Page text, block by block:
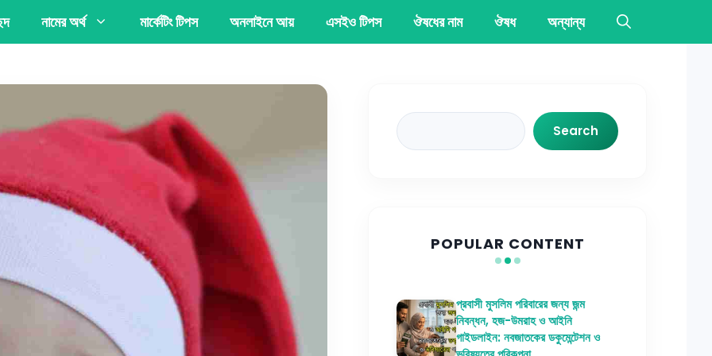
নামের অর্থ মার্কেটিং টিপস অনলাইনে আয় এসইও টিপস ঔষধের নাম ঔষধ অন্যান্য
Search
Search
POPULAR CONTENT
প্রবাসী মুসলিম পরিবারের জন্য জন্ম
নিবন্ধন, হজ-উমরাহ ও আইনি
গাইডলাইন: নবজাতকের ডকুমেন্টেশন ও